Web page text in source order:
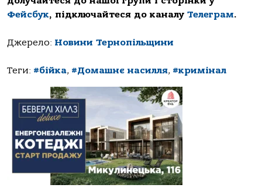
Фейсбук, підключайтеся до каналу Телеграм.
Джерело: Новини Тернопільщини
Теги: #бійка, #Домашнє насилля, #кримінал